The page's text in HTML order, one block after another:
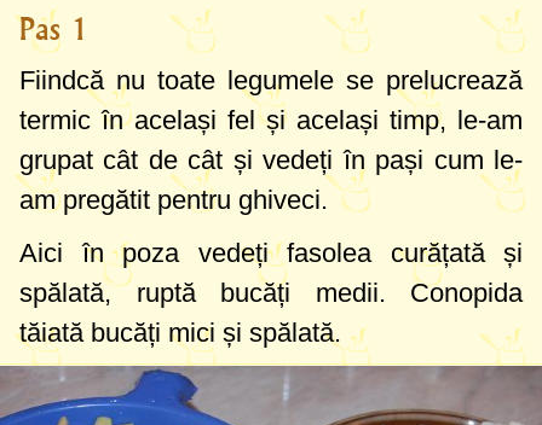
Pas 1
Fiindcă nu toate legumele se prelucrează
termic în același fel și același timp, le-am
grupat cât de cât și vedeți în pași cum le-
am pregătit pentru ghiveci.
Aici în poza vedeți fasolea curățată și
spălată, ruptă bucăți medii. Conopida
tăiată bucăți mici și spălată.